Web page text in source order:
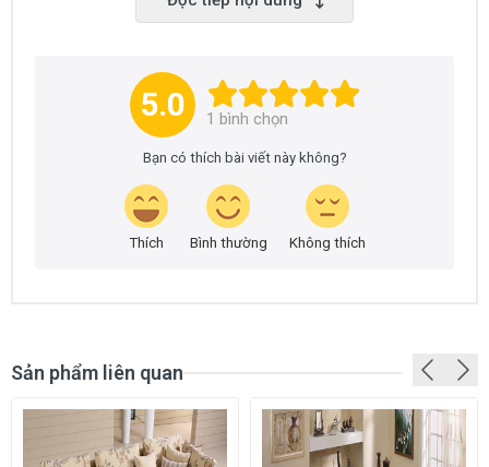
5.0 1 bình chọn
Bạn có thích bài viết này không?
Thích Bình thường Không thích
Sản phẩm liên quan